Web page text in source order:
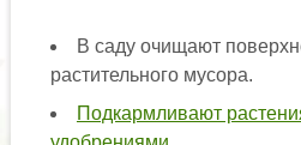
В саду очищают
растительного мусора.
Подкармливают